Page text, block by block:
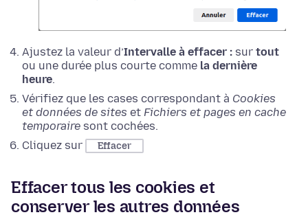
Ajustez la valeur d’Intervalle à effacer : sur tout
ou une durée plus courte comme la dernière
heure.
Vérifiez que les cases correspondant à Cookies
et données de sites et Fichiers et pages en cache
temporaire sont cochées.
Cliquez sur
Effacer
Effacer tous les cookies et
conserver les autres données